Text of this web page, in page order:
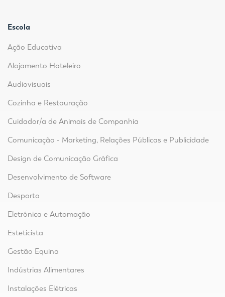
Escola
Ação Educativa
Alojamento Hoteleiro
Audiovisuais
Cozinha e Restauração
Cuidador/a de Animais de Companhia
Comunicação - Marketing, Relações Públicas e Publicidade
Design de Comunicação Gráfica
Desenvolvimento de Software
Desporto
Eletrónica e Automação
Esteticista
Gestão Equina
Indústrias Alimentares
Instalações Elétricas